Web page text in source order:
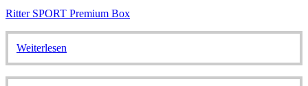
Ritter SPORT Premium Box
Weiterlesen